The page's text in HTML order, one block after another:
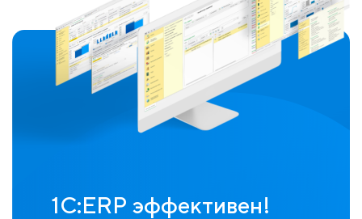
1С:ERP эффективен!